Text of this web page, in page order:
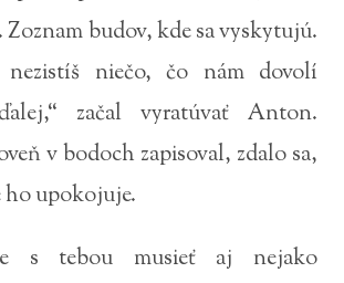
Zoznam budov, kde sa vyskytujú.
niečo, čo nám dovolí
začal vyratúvať Anton.
v bodoch zapisoval, zdalo sa,
ho upokojuje.
s tebou musieť aj nejako